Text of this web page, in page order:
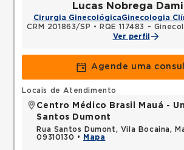
Lucas Nobrega
Cirurgia GinecológicaGinecologia
CRM 201863/SP •
RQE 117483 -
Ver perfil
Agende uma
Locais de Atendimento
Centro Médico Brasil Mauá -
Santos Dumont
Rua Santos Dumont, Vila Bocaina,
09310130 •
Mapa